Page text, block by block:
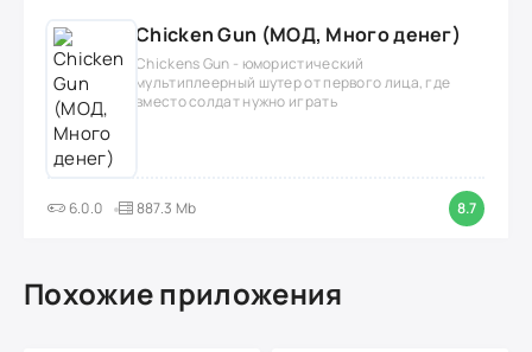
Chicken Gun (МОД, Много денег)
Chickens Gun - юмористический
мультиплеерный шутер от первого лица, где
вместо солдат нужно играть
6.0.0 887.3 Mb 8.7
Похожие приложения